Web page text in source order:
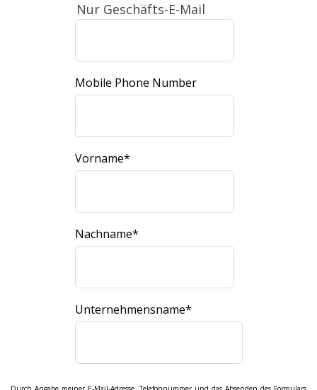
Nur Geschäfts-E-Mail
Mobile Phone Number
Vorname*
Nachname*
Unternehmensname*